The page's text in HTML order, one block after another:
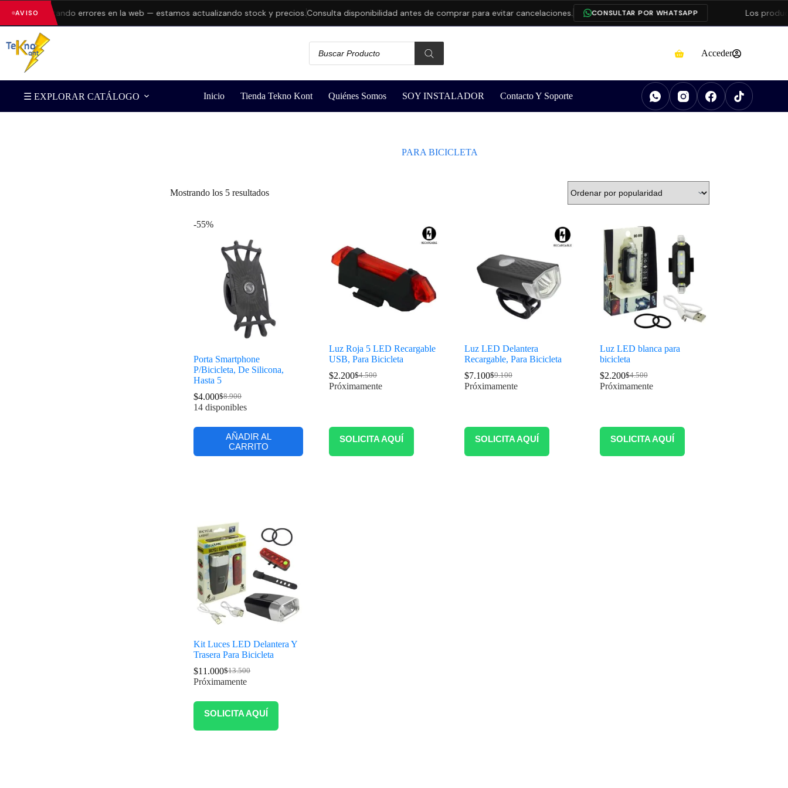
AVISO
presentando errores en la web — estamos actualizando stock y precios.Consulta disponibilidad antes de comprar para evitar cancelaciones. CONSULTAR POR WHATSAPP Los
Acceder
☰ EXPLORAR CATÁLOGO Inicio Tienda Tekno Kont Quiénes Somos SOY INSTALADOR Contacto Y Soporte
PARA BICICLETA
Mostrando los 5 resultados
-55%
Porta Smartphone
P/Bicicleta, De Silicona,
Hasta 5
$8.900
$4.000
14 disponibles
AÑADIR AL
CARRITO
Luz Roja 5 LED Recargable
USB, Para Bicicleta
$4.500
$2.200
Próximamente
SOLICITA AQUÍ
Luz LED Delantera
Recargable, Para Bicicleta
$9.100
$7.100
Próximamente
SOLICITA AQUÍ
Luz LED blanca para
bicicleta
$4.500
$2.200
Próximamente
SOLICITA AQUÍ
Kit Luces LED Delantera Y
Trasera Para Bicicleta
$13.500
$11.000
Próximamente
SOLICITA AQUÍ